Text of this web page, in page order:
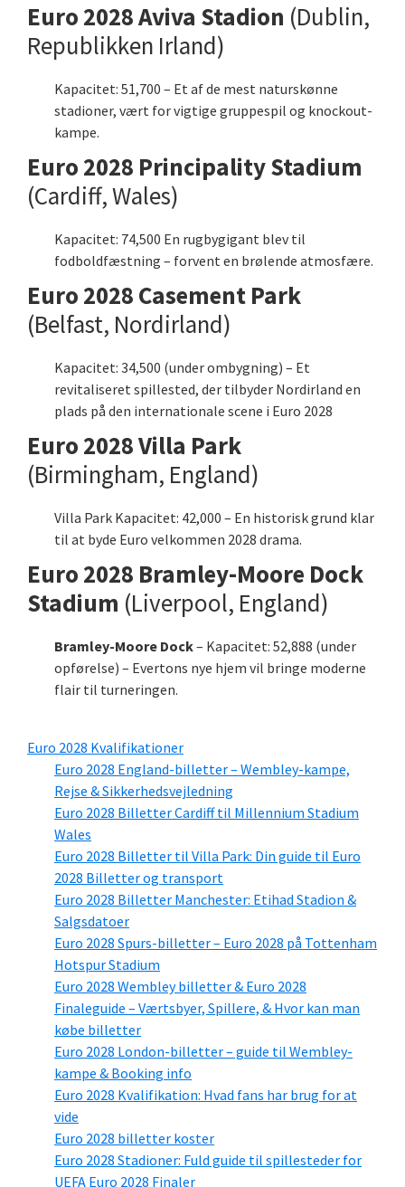
Euro 2028 Aviva Stadion (Dublin,
Republikken Irland)
Kapacitet: 51,700 – Et af de mest naturskønne
stadioner, vært for vigtige gruppespil og knockout-
kampe.
Euro 2028 Principality Stadium
(Cardiff, Wales)
Kapacitet: 74,500 En rugbygigant blev til
fodboldfæstning – forvent en brølende atmosfære.
Euro 2028 Casement Park
(Belfast, Nordirland)
Kapacitet: 34,500 (under ombygning) – Et
revitaliseret spillested, der tilbyder Nordirland en
plads på den internationale scene i Euro 2028
Euro 2028 Villa Park
(Birmingham, England)
Villa Park Kapacitet: 42,000 – En historisk grund klar
til at byde Euro velkommen 2028 drama.
Euro 2028 Bramley-Moore Dock
Stadium (Liverpool, England)
Bramley-Moore Dock– Kapacitet: 52,888 (under
opførelse) – Evertons nye hjem vil bringe moderne
flair til turneringen.
Euro 2028 Kvalifikationer
Euro 2028 England-billetter – Wembley-kampe,
Rejse & Sikkerhedsvejledning
Euro 2028 Billetter Cardiff til Millennium Stadium
Wales
Euro 2028 Billetter til Villa Park: Din guide til Euro
2028 Billetter og transport
Euro 2028 Billetter Manchester: Etihad Stadion &
Salgsdatoer
Euro 2028 Spurs-billetter – Euro 2028 på Tottenham
Hotspur Stadium
Euro 2028 Wembley billetter & Euro 2028
Finaleguide – Værtsbyer, Spillere, & Hvor kan man
købe billetter
Euro 2028 London-billetter – guide til Wembley-
kampe & Booking info
Euro 2028 Kvalifikation: Hvad fans har brug for at
vide
Euro 2028 billetter koster
Euro 2028 Stadioner: Fuld guide til spillesteder for
UEFA Euro 2028 Finaler